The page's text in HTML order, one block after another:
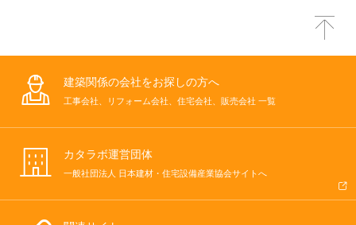
建築関係の会社をお探しの方へ
工事会社、リフォーム会社、住宅会社、販売会社 一覧
カタラボ運営団体
一般社団法人 日本建材・住宅設備産業協会サイトへ